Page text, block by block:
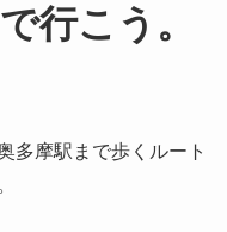
行こう。
多摩駅まで歩くルート